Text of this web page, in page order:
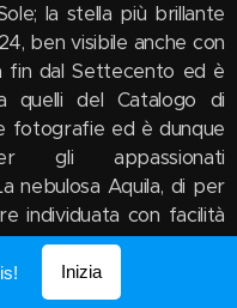
la stella più brillante
ben visibile anche con
fin dal Settecento ed è
del Catalogo di
fotografie ed è dunque
gli appassionati
nebulosa Aquila, di per
individuata con facilità
circa 3° a
nudo, un binocolo
individuare come
Inizia